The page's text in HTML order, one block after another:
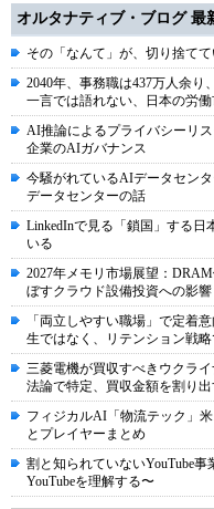
オルタナティブ・ブログ 最
その「なんて」が、切り捨て
2040年、事務職は437万人余
一言では語れない、日本の労
AI推論によるプライバシーリ
企業のAIガバナンス
今騒がれているAIデータセン
データセンターの話
LinkedInで見る「鎖国」する
いる
2027年メモリ市場展望：
ぼすクラウド設備投資への影響
「両立しやすい職場」で定着
生ではなく、リテンション戦略
三菱電機が買収すべきウクラ
法論で特定、買収金額を割り
フィジカルAI「物流テック」
とプレイヤーまとめ
割と知られていないYouTube
YouTubeを理解する〜